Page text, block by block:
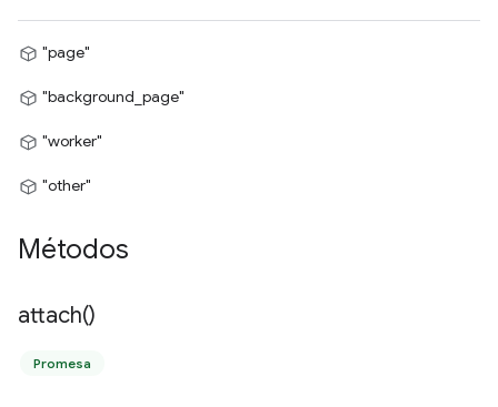
"page"
"background_page"
"worker"
"other"
Métodos
attach()
Promesa